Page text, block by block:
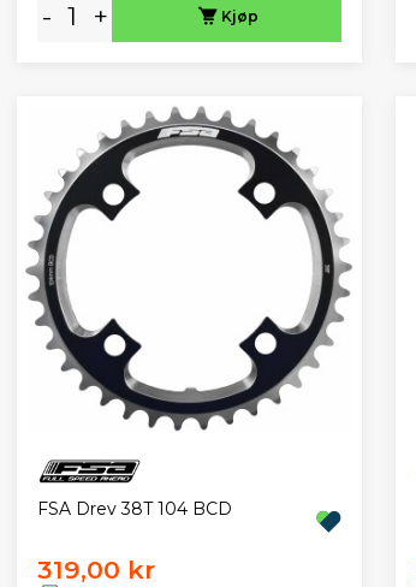
- + Kjøp
FSA Drev 38T 104 BCD
319,00 kr